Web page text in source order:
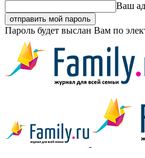
Ваш
Пароль будет выслан Вам по